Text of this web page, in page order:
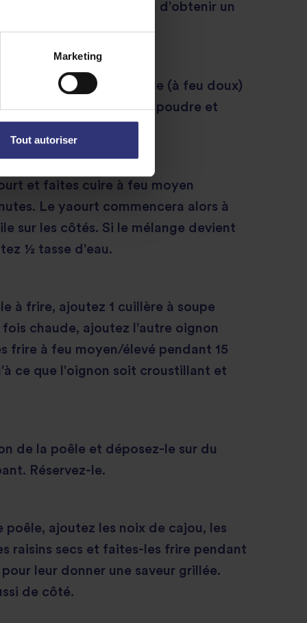
Marketing
Tout autoriser
blocs de jacquier afin d'obtenir un
les épices dans la poêle (à feu doux)
piment rouge en poudre et
et faites cuire à feu moyen
Le yaourt commencera alors à
sur les côtés. Si le mélange devient
½ tasse d'eau.
à frire, ajoutez 1 cuillère à soupe
chaude, ajoutez l'autre oignon
frire à feu moyen/élevé pendant 15
ce que l'oignon soit croustillant et
de la poêle et déposez-le sur du
Réservez-le.
poêle, ajoutez les noix de cajou, les
raisins secs et faites-les frire pendant
leur donner une saveur grillée.
de côté.